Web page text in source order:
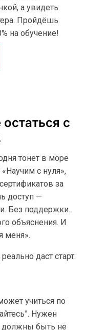
а увидеть
Пройдёшь
на обучение!
с
тонет в море
с нуля»,
за
доступ —
Без поддержки.
объяснения. И
меня».
даст старт:
учиться по
Нужен
должны быть не